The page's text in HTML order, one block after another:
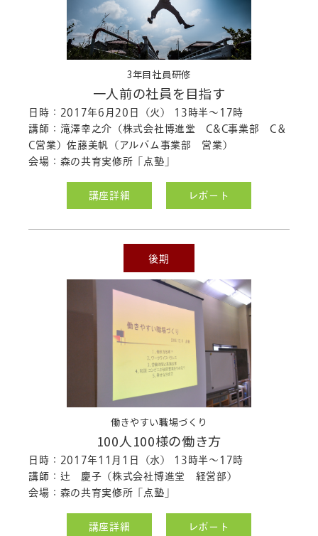
3年目社員研修
一人前の社員を目指す
日時：2017年6月20日（火） 13時半～17時
講師：滝澤幸之介（株式会社博進堂 C&C事業部 C＆
C営業）佐藤美帆（アルバム事業部 営業）
会場：森の共育実修所「点塾」
講座詳細 レポート
後期
働きやすい職場づくり
100人100様の働き方
日時：2017年11月1日（水） 13時半～17時
講師：辻 慶子（株式会社博進堂 経営部）
会場：森の共育実修所「点塾」
講座詳細 レポート